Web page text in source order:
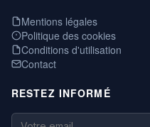
Mentions légales
Politique des cookies
Conditions d'utilisation
Contact
RESTEZ INFORMÉ